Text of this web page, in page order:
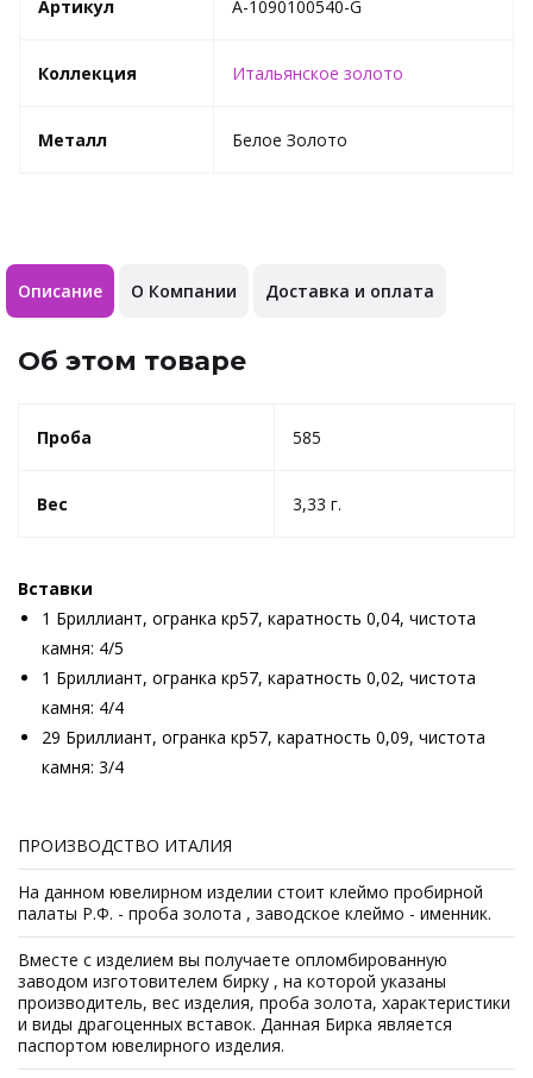
Артикул A-1090100540-G
Коллекция Итальянское золото
Металл Белое Золото
Описание О Компании Доставка и оплата
Об этом товаре
Проба 585
Вес 3,33 г.
Вставки
1 Бриллиант, огранка кр57, каратность 0,04, чистота
камня: 4/5
1 Бриллиант, огранка кр57, каратность 0,02, чистота
камня: 4/4
29 Бриллиант, огранка кр57, каратность 0,09, чистота
камня: 3/4
ПРОИЗВОДСТВО ИТАЛИЯ
На данном ювелирном изделии стоит клеймо пробирной
палаты Р.Ф. - проба золота , заводское клеймо - именник.
Вместе с изделием вы получаете опломбированную
заводом изготовителем бирку , на которой указаны
производитель, вес изделия, проба золота, характеристики
и виды драгоценных вставок. Данная Бирка является
паспортом ювелирного изделия.